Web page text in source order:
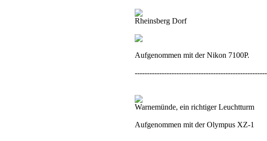
Rheinsberg Dorf
Aufgenommen mit der Nikon 7100P.
Warnemünde, ein richtiger Leuchtturm
Aufgenommen mit der Olympus XZ-1